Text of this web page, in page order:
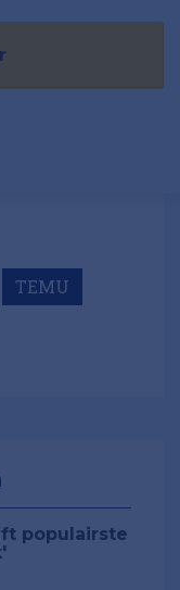
TEMU
populairste